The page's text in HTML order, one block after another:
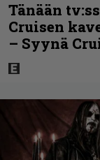
Tänään
Cruisen
– Syynä